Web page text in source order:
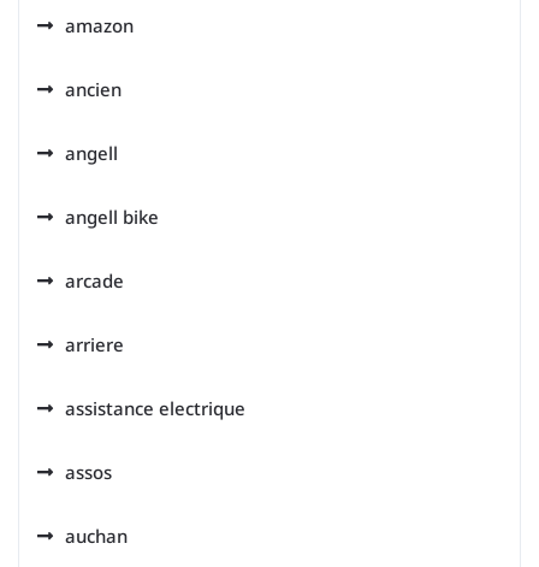
amazon
ancien
angell
angell bike
arcade
arriere
assistance electrique
assos
auchan